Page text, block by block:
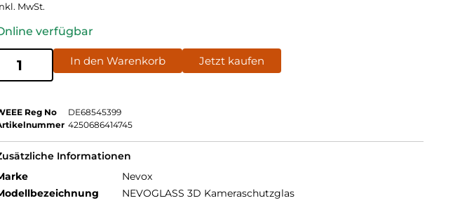
MwSt.
verfügbar
In den Warenkorb Jetzt kaufen
Reg No
DE68545399
4250686414745
Informationen
Nevox
NEVOGLASS 3D Kameraschutzglas